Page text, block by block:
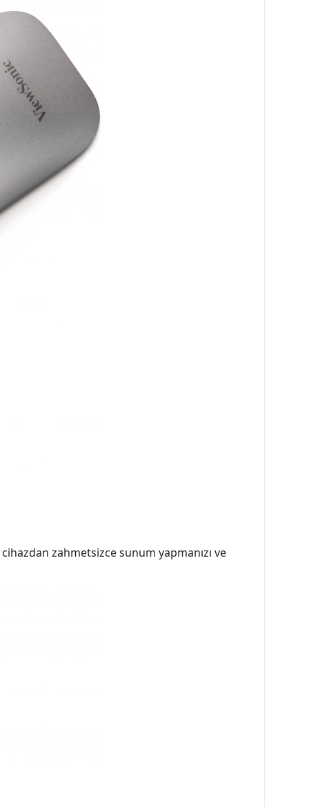
zahmetsizce sunum yapmanızı ve